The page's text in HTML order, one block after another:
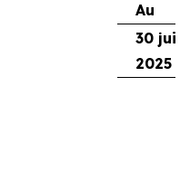
Au
30 juin
2025